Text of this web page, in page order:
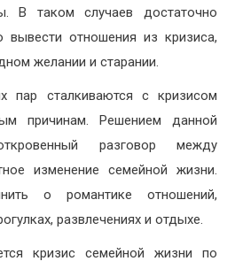
В таком случаев достаточно
отношения из кризиса,
желании и старании.
пар сталкиваются с кризисом
причинам. Решением данной
разговор между
изменение семейной жизни.
о романтике отношений,
развлечениях и отдыхе.
кризис семейной жизни по